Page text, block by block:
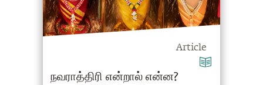
Article
நவராத்திரி என்றால் என்ன?